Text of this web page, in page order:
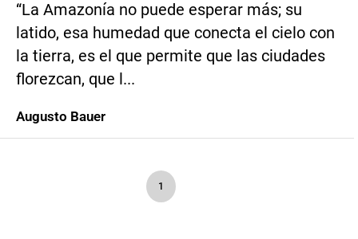
“La Amazonía no puede esperar más; su
latido, esa humedad que conecta el cielo con
la tierra, es el que permite que las ciudades
florezcan, que l...
Augusto Bauer
1